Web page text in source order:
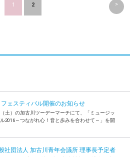
1 2 >
フェスティバル開催のお知らせ
（土）の加古川ツーデーマーチにて、「ミュージッ
2016～つながれ心！音と歩みを合わせて～」を開
社団法人 加古川青年会議所 理事長予定者